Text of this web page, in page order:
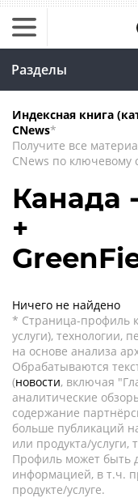
Разделы
Индексная книга
CNews*
Получите все
CNews по ключевому
Канада
+
Ничего не найдено
* Страница-профиль
услуги), технологии,
на основе анализа
Обрабатываются
(новости, включая
аналитические
содержание
больше публикаций
или продукта/
Профиль может быть
информацией, в т.ч.
продукте/услуге.